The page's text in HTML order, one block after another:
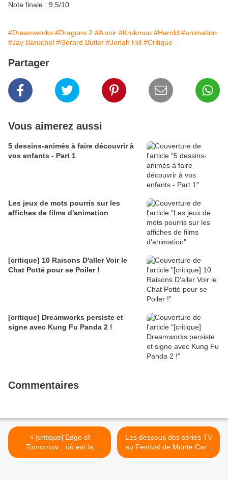
Note finale : 9,5/10
#Dreamworks #Dragons 2 #A voir #Krokmou #Harold #animation
#Jay Baruchel #Gerard Butler #Jonah Hill #Critique
Partager
Vous aimerez aussi
5 dessins-animés à faire découvrir à
vos enfants - Part 1
Les jeux de mots pourris sur les
affiches de films d'animation
[critique] 10 Raisons D'aller Voir le
Chat Potté pour se Poiler !
[critique] Dreamworks persiste et
signe avec Kung Fu Panda 2 !
Commentaires
< [critique] Edge of
Tomorrow... où est la
marmotte ?
Les dessous des séries TV
au Festival de Monte Carlo
>